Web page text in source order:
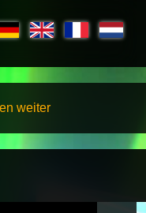
weiter